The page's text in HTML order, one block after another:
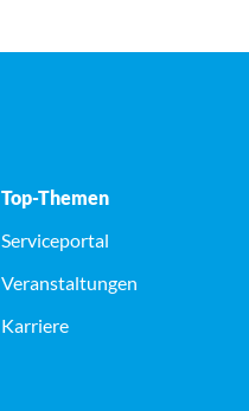
Top-Themen
Serviceportal
Veranstaltungen
Karriere